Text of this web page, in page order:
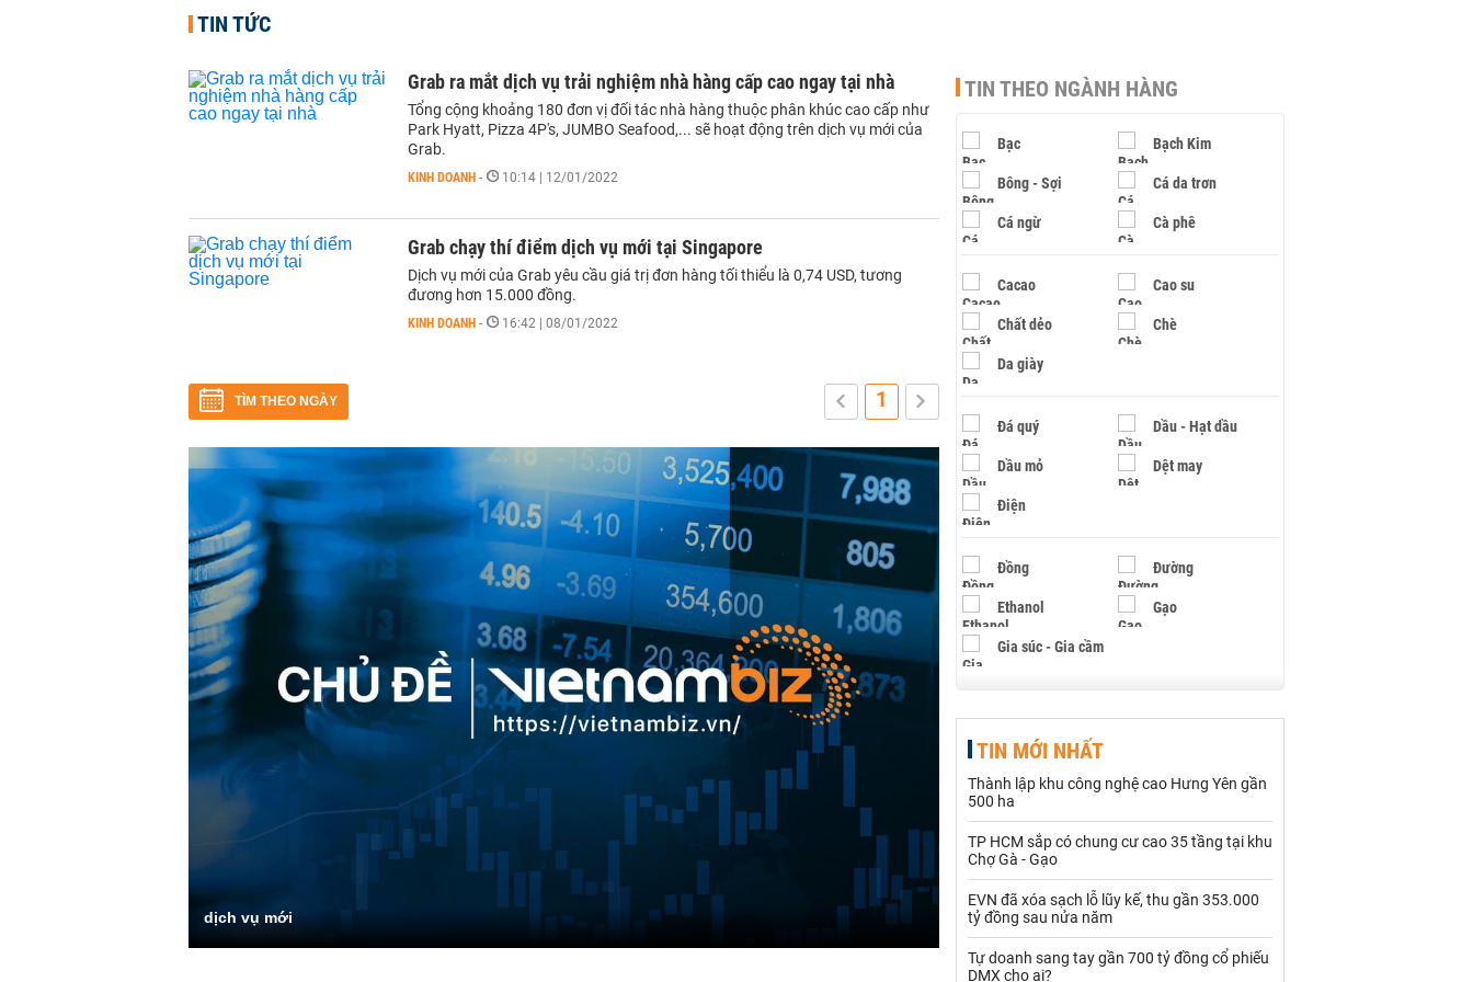
TIN TỨC
Grab ra mắt dịch vụ trải nghiệm nhà hàng cấp cao ngay tại nhà
Tổng cộng khoảng 180 đơn vị đối tác nhà hàng thuộc phân khúc cao cấp như
Park Hyatt, Pizza 4P's, JUMBO Seafood,... sẽ hoạt động trên dịch vụ mới của
Grab.
KINH DOANH - 10:14 | 12/01/2022
Grab chạy thí điểm dịch vụ mới tại Singapore
Dịch vụ mới của Grab yêu cầu giá trị đơn hàng tối thiểu là 0,74 USD, tương
đương hơn 15.000 đồng.
KINH DOANH - 16:42 | 08/01/2022
TÌM THEO NGÀY 1
dịch vụ mới
TIN THEO NGÀNH HÀNG
Bạc Bạch Kim
Bông - Sợi Cá da trơn
Cá ngừ Cà phê
Cacao Cao su
Chất dẻo Chè
Da giày
Đá quý Dầu - Hạt dầu
Dầu mỏ Dệt may
Điện
Đồng Đường
Ethanol Gạo
Gia súc - Gia cầm
Hạt điều
Khí đốt
Kim loại khác Mắc ca
Muối Ngũ cốc
Nhựa - Hạt nhựa
TIN MỚI NHẤT
Thành lập khu công nghệ cao Hưng Yên gần
500 ha
TP HCM sắp có chung cư cao 35 tầng tại khu
Chợ Gà - Gạo
EVN đã xóa sạch lỗ lũy kế, thu gần 353.000
tỷ đồng sau nửa năm
Tự doanh sang tay gần 700 tỷ đồng cổ phiếu
DMX cho ai?